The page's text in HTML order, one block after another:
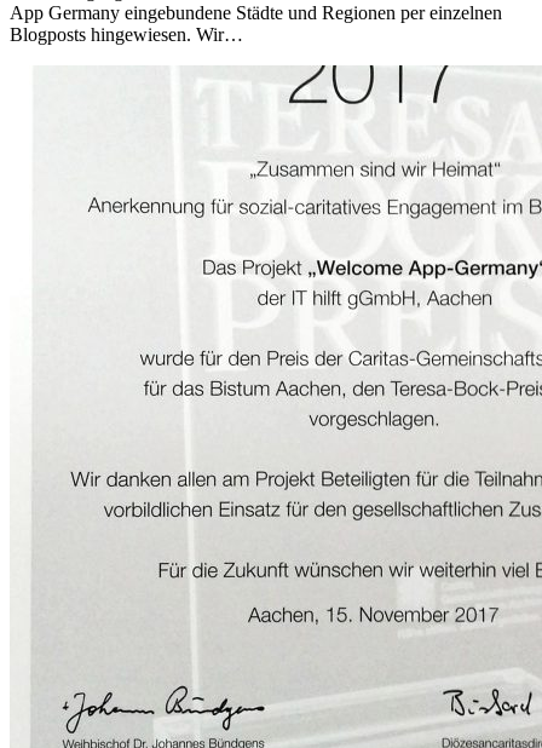
App Germany eingebundene Städte und Regionen per einzelnen
Blogposts hingewiesen. Wir…